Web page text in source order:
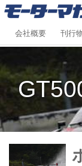
会社概要 刊行